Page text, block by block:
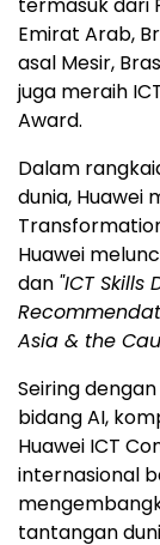
Emirat Arab,
asal Mesir,
juga meraih
Award.
Dalam
dunia, Huawei
Huawei
dan "ICT
Asia & the
Seiring
bidang AI,
Huawei ICT
internasional
tantangan